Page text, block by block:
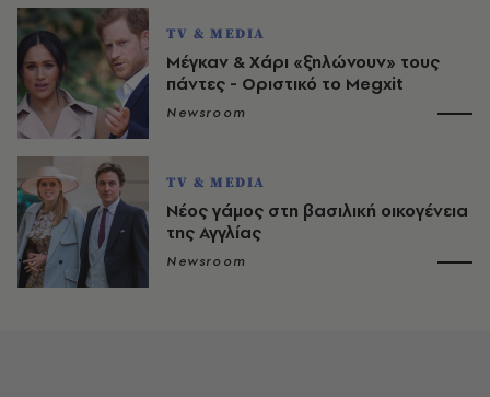
TV & MEDIA
Μέγκαν & Χάρι «ξηλώνουν» τους
πάντες - Οριστικό το Megxit
Newsroom
TV & MEDIA
Νέος γάμος στη βασιλική οικογένεια
της Αγγλίας
Newsroom